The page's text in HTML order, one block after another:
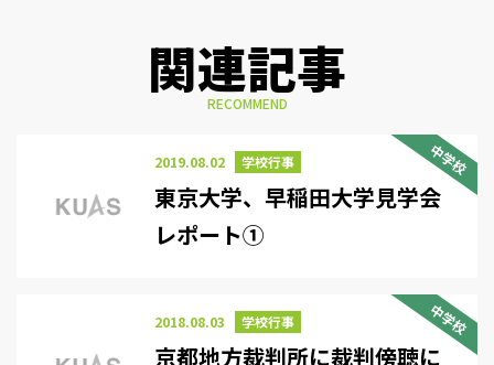
関連記事
RECOMMEND
中学校
2019.08.02 学校行事
東京大学、早稲田大学見学会
レポート①
中学校
2018.08.03 学校行事
京都地方裁判所に裁判傍聴に